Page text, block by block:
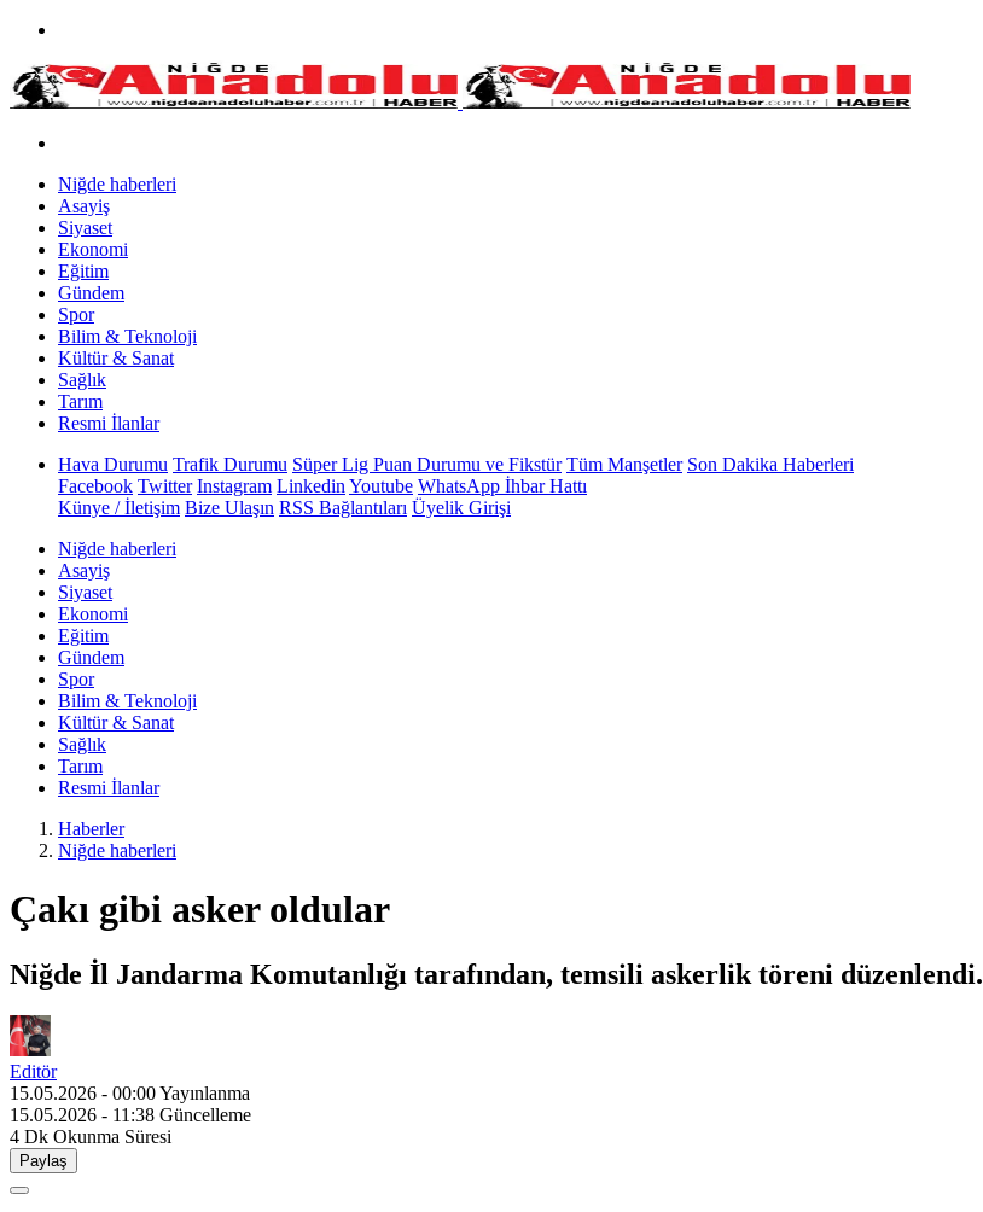
Niğde haberleri
Asayiş
Siyaset
Ekonomi
Eğitim
Gündem
Spor
Bilim & Teknoloji
Kültür & Sanat
Sağlık
Tarım
Resmi İlanlar
Hava Durumu Trafik Durumu Süper Lig Puan Durumu ve Fikstür Tüm Manşetler Son Dakika Haberleri
Facebook Twitter Instagram Linkedin Youtube WhatsApp İhbar Hattı
Künye / İletişim Bize Ulaşın RSS Bağlantıları Üyelik Girişi
Niğde haberleri
Asayiş
Siyaset
Ekonomi
Eğitim
Gündem
Spor
Bilim & Teknoloji
Kültür & Sanat
Sağlık
Tarım
Resmi İlanlar
Haberler
Niğde haberleri
Çakı gibi asker oldular
Niğde İl Jandarma Komutanlığı tarafından, temsili askerlik töreni düzenlendi.
Editör
15.05.2026 - 00:00Yayınlanma
15.05.2026 - 11:38 Güncelleme
4 Dk Okunma Süresi
Paylaş